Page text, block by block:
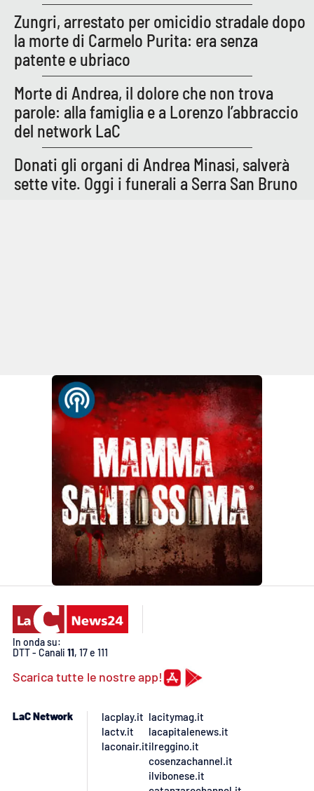
Zungri, arrestato per omicidio stradale dopo
la morte di Carmelo Purita: era senza
patente e ubriaco
Morte di Andrea, il dolore che non trova
parole: alla famiglia e a Lorenzo l’abbraccio
del network LaC
Donati gli organi di Andrea Minasi, salverà
sette vite. Oggi i funerali a Serra San Bruno
In onda su:
DTT - Canali 11, 17 e 111
Scarica tutte le nostre app!
LaC Network
lacplay.it
lactv.it
laconair.it
lacitymag.it
lacapitalenews.it
ilreggino.it
cosenzachannel.it
ilvibonese.it